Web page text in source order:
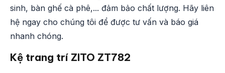
sinh, bàn ghế cà phê,... đảm bảo chất lượng. Hãy liên
hệ ngay cho chúng tôi để được tư vấn và báo giá
nhanh chóng.
Kệ trang trí ZITO ZT782